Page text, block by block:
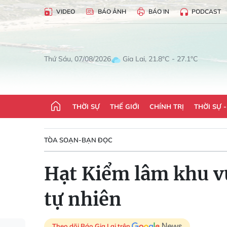
VIDEO BÁO ẢNH BÁO IN PODCAST
Thứ Sáu, 07/08/2026 Gia Lai, 21.8°C - 27.1°C
THỜI SỰ THẾ GIỚI CHÍNH TRỊ THỜI SỰ
TÒA SOẠN-BẠN ĐỌC
Hạt Kiểm lâm khu
tự nhiên